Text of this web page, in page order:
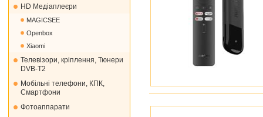
HD Медіаплеєри
MAGICSEE
Openbox
Xiaomi
Телевізори, кріплення, Тюнери
DVB-T2
Мобільні телефони, КПК,
Смартфони
Фотоаппарати